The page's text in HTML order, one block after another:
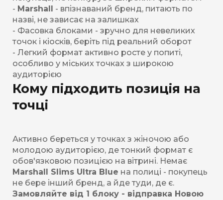
- Marshall
- впізнаваний бренд, питають по
назві, не зависає на залишках
- Фасовка блоками - зручно для невеликих
точок і кіосків, беріть під реальний оборот
- Легкий формат активно росте у попиті,
особливо у міських точках з широкою
аудиторією
Кому підходить позиція на
точці
Активно береться у точках з жіночою або
молодою аудиторією, де тонкий формат є
обов'язковою позицією на вітрині. Немає
Marshall Slims Ultra Blue на полиці - покупець
не бере інший бренд, а йде туди, де є.
Замовляйте від 1 блоку - відправка Новою